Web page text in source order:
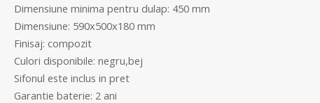
Dimensiune minima pentru dulap: 450 mm
Dimensiune: 590x500x180 mm
Finisaj: compozit
Culori disponibile: negru,bej
Sifonul este inclus in pret
Garantie baterie: 2 ani